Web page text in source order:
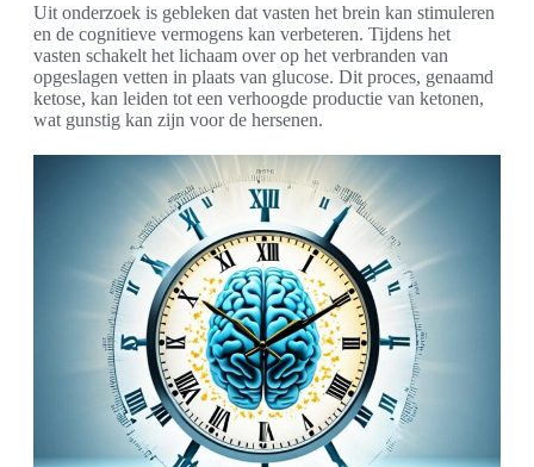
Uit onderzoek is gebleken dat vasten het brein kan stimuleren
en de cognitieve vermogens kan verbeteren. Tijdens het
vasten schakelt het lichaam over op het verbranden van
opgeslagen vetten in plaats van glucose. Dit proces, genaamd
ketose, kan leiden tot een verhoogde productie van ketonen,
wat gunstig kan zijn voor de hersenen.